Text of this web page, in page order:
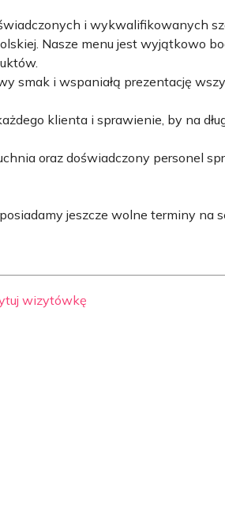
i wykwalifikowanych
Nasze menu jest wyjątkowo
smak i wspaniałą prezentację
klienta i sprawienie, by na
oraz doświadczony personel
jeszcze wolne terminy na
wizytówkę